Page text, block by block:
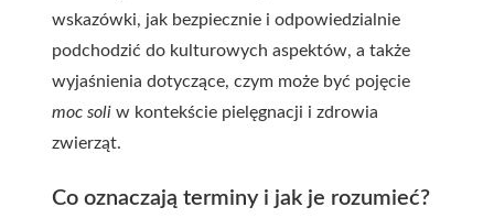
wskazówki, jak bezpiecznie i odpowiedzialnie
podchodzić do kulturowych aspektów, a także
wyjaśnienia dotyczące, czym może być pojęcie
moc soli w kontekście pielęgnacji i zdrowia
zwierząt.
Co oznaczają terminy i jak je rozumieć?